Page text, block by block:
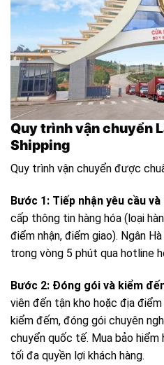
Quy trình vận chuyển
Shipping
Quy trình vận chuyển được
Bước 1: Tiếp nhận yêu cầu
cấp thông tin hàng hóa (loại
điểm nhận, điểm giao). Ngân
trong vòng 5 phút qua hotline
Bước 2: Đóng gói và kiểm
viên đến tận kho hoặc địa
kiểm đếm, đóng gói chuyên
chuyển quốc tế. Mua bảo hiểm
tối đa quyền lợi khách hàng.